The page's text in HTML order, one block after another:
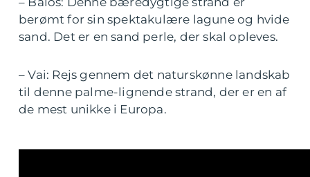
berømt for sin spektakulære lagune og hvide
sand. Det er en sand perle, der skal opleves.
– Vai: Rejs gennem det naturskønne landskab
til denne palme-lignende strand, der er en af
de mest unikke i Europa.